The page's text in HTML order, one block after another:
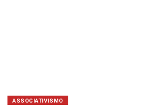
o ASSOCIATIVISMO